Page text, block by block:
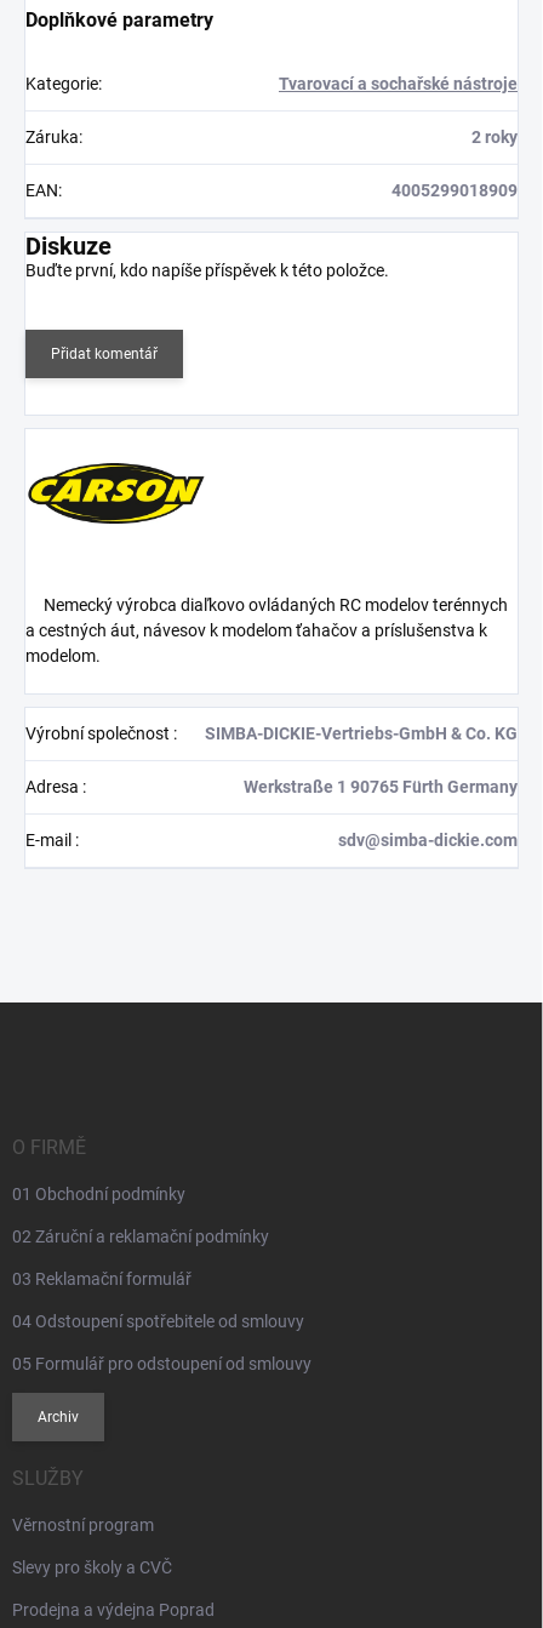
Doplňkové parametry
Kategorie: Tvarovací a sochařské nástroje
Záruka: 2 roky
EAN: 4005299018909
Diskuze
Buďte první, kdo napíše příspěvek k této položce.
Přidat komentář
Nemecký výrobca diaľkovo ovládaných RC modelov terénnych
a cestných áut, návesov k modelom ťahačov a príslušenstva k
modelom.
Výrobní společnost : SIMBA-DICKIE-Vertriebs-GmbH & Co. KG
Adresa : Werkstraße 1 90765 Fürth Germany
E-mail : sdv@simba-dickie.com
O FIRMĚ
01 Obchodní podmínky
02 Záruční a reklamační podmínky
03 Reklamační formulář
04 Odstoupení spotřebitele od smlouvy
05 Formulář pro odstoupení od smlouvy
Archiv
SLUŽBY
Věrnostní program
Slevy pro školy a CVČ
Prodejna a výdejna Poprad